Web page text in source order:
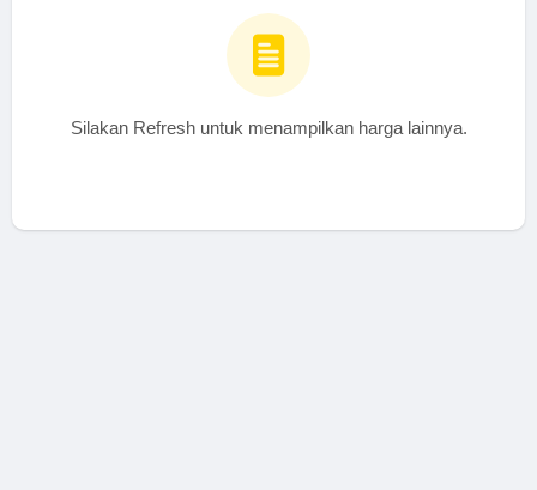
Silakan Refresh untuk menampilkan harga lainnya.